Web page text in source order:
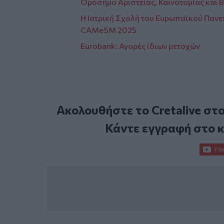
Η Ιατρική Σχολή του Ευρωπαϊκού
CAMeSM 2025
Eurobank: Αγορές ίδιων μετοχών
Ακολουθήστε το Cretalive
Κάντε εγγραφή στο